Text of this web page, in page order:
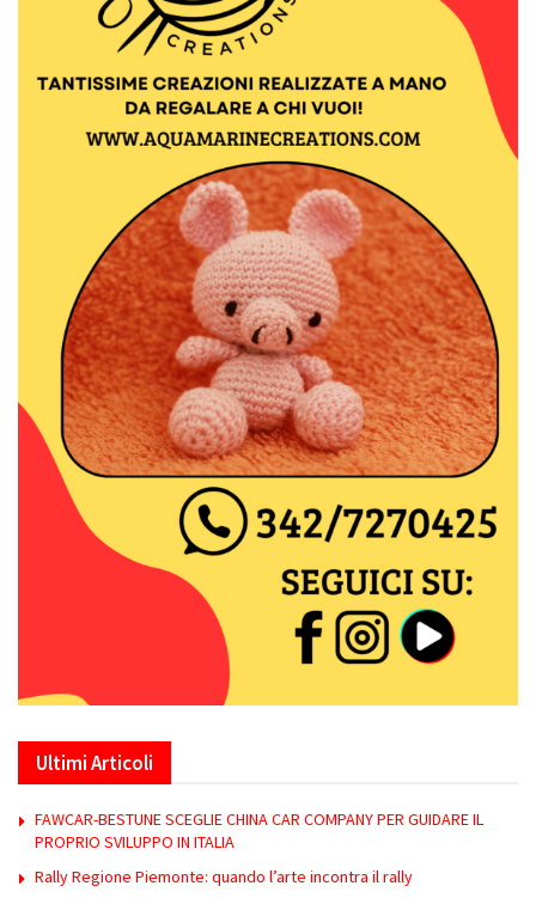
Ultimi Articoli
FAWCAR-BESTUNE SCEGLIE CHINA CAR COMPANY PER GUIDARE IL
PROPRIO SVILUPPO IN ITALIA
Rally Regione Piemonte: quando l’arte incontra il rally